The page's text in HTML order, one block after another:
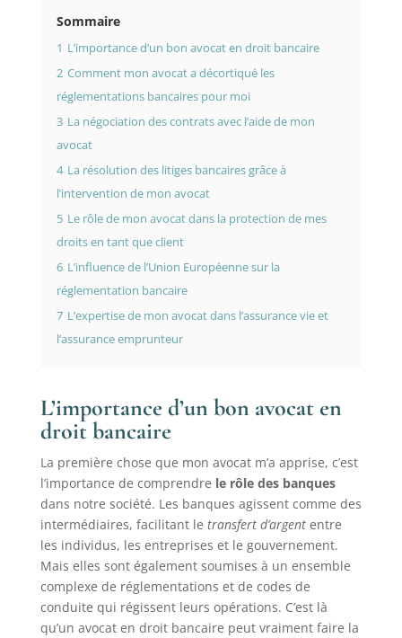
Sommaire
1 L’importance d’un bon avocat en droit bancaire
2 Comment mon avocat a décortiqué les
réglementations bancaires pour moi
3 La négociation des contrats avec l’aide de mon
avocat
4 La résolution des litiges bancaires grâce à
l’intervention de mon avocat
5 Le rôle de mon avocat dans la protection de mes
droits en tant que client
6 L’influence de l’Union Européenne sur la
réglementation bancaire
7 L’expertise de mon avocat dans l’assurance vie et
l’assurance emprunteur
L’importance d’un bon avocat en
droit bancaire
La première chose que mon avocat m’a apprise, c’est
l’importance de comprendre le rôle des banques
dans notre société. Les banques agissent comme des
intermédiaires, facilitant le transfert d’argententre
les individus, les entreprises et le gouvernement.
Mais elles sont également soumises à un ensemble
complexe de réglementations et de codes de
conduite qui régissent leurs opérations. C’est là
qu’un avocat en droit bancaire peut vraiment faire la